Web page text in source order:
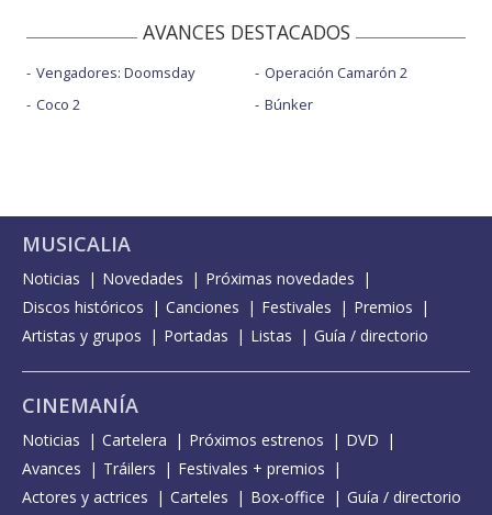
AVANCES DESTACADOS
Vengadores: Doomsday
Coco 2
Operación Camarón 2
Búnker
MUSICALIA
Noticias Novedades
Próximas novedades
Discos históricos
Canciones Festivales
Premios
Artistas y grupos
Portadas Listas Guía / directorio
CINEMANÍA
Noticias Cartelera Próximos estrenos
DVD
Avances
Tráilers
Festivales + premios
Actores y actrices
Carteles Box-office Guía / directorio